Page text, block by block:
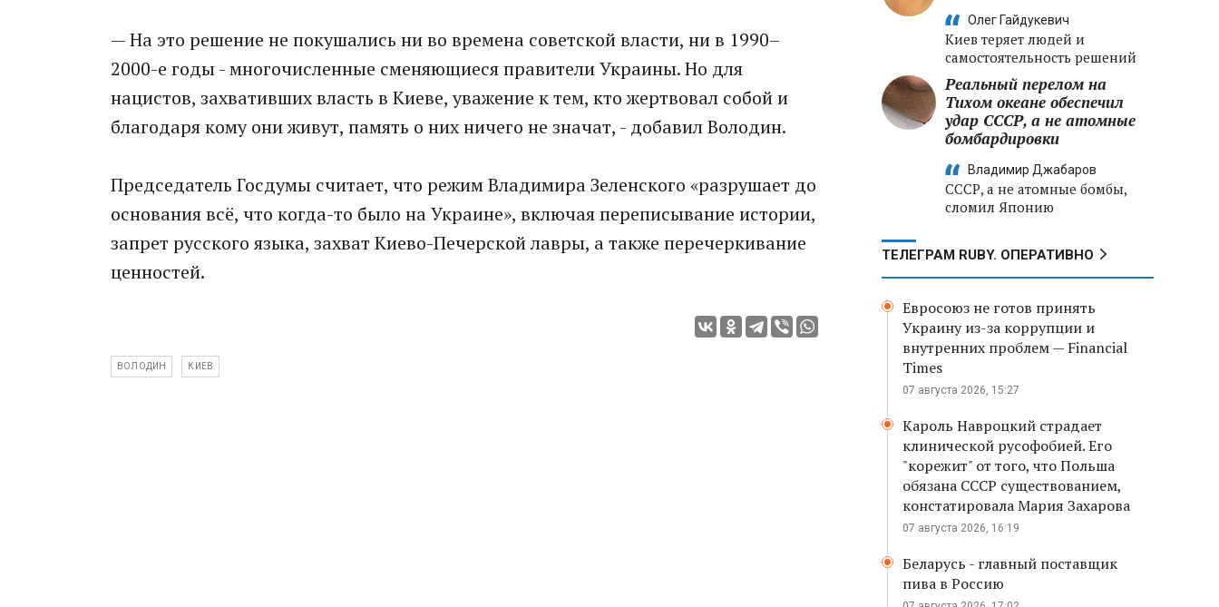
— На это решение не покушались ни во времена советской власти, ни в 1990–
2000-е годы - многочисленные сменяющиеся правители Украины. Но для
нацистов, захвативших власть в Киеве, уважение к тем, кто жертвовал собой и
благодаря кому они живут, память о них ничего не значат, - добавил Володин.
Председатель Госдумы считает, что режим Владимира Зеленского «разрушает до
основания всё, что когда-то было на Украине», включая переписывание истории,
запрет русского языка, захват Киево-Печерской лавры, а также перечеркивание
ценностей.
ВОЛОДИН КИЕВ
Олег Гайдукевич
Киев теряет людей и
самостоятельность решений
Реальный перелом на
Тихом океане обеспечил
удар СССР, а не атомные
бомбардировки
Владимир Джабаров
СССР, а не атомные бомбы,
сломил Японию
ТЕЛЕГРАМ RUBY. ОПЕРАТИВНО
Евросоюз не готов принять
Украину из-за коррупции и
внутренних проблем — Financial
Times
07 августа 2026, 15:27
Кароль Навроцкий страдает
клинической русофобией. Его
"корежит" от того, что Польша
обязана СССР существованием,
констатировала Мария Захарова
07 августа 2026, 16:19
Беларусь - главный поставщик
пива в Россию